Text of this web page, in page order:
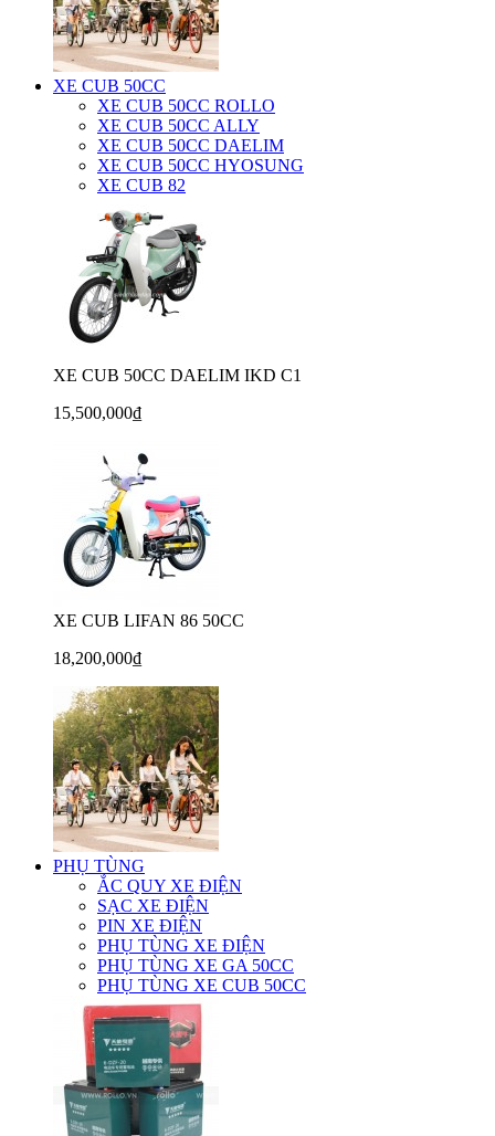
XE CUB 50CC
XE CUB 50CC ROLLO
XE CUB 50CC ALLY
XE CUB 50CC DAELIM
XE CUB 50CC HYOSUNG
XE CUB 82
XE CUB 50CC DAELIM IKD C1
15,500,000₫
XE CUB LIFAN 86 50CC
18,200,000₫
PHỤ TÙNG
ẮC QUY XE ĐIỆN
SẠC XE ĐIỆN
PIN XE ĐIỆN
PHỤ TÙNG XE ĐIỆN
PHỤ TÙNG XE GA 50CC
PHỤ TÙNG XE CUB 50CC